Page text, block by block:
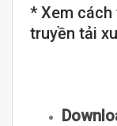
* Xem
truyền tải